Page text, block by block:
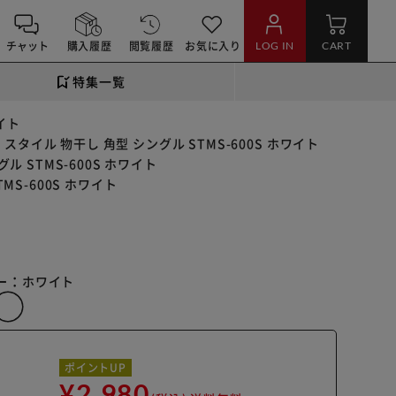
チャット 購入履歴 閲覧履歴 お気に入り LOG IN CART
特集一覧
ト
タイル 物干し 角型 シングル STMS-600S ホワイト
ル STMS-600S ホワイト
600S ホワイト
： ホワイト
ポイントUP